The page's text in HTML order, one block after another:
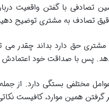
تصادفی با گفتن واقعیت
تصادف به مشتری توضیح
مشتری حق دارد بداند چقدر می
دهد. پس با صداقت خود اعتمادش
مختلفی بستگی دارد. از
همین موارد، کافیست